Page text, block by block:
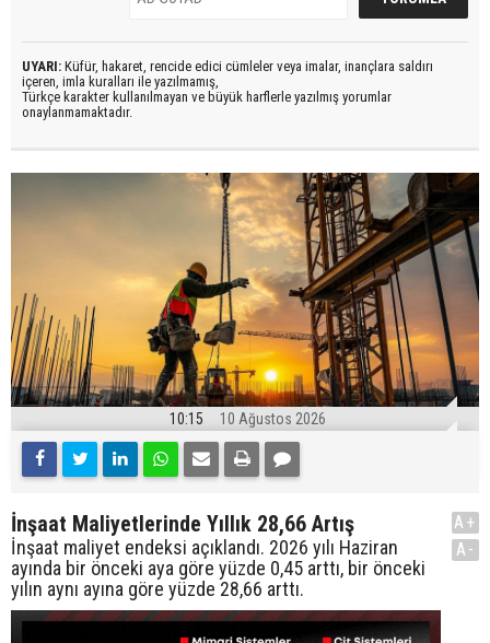
UYARI: Küfür, hakaret, rencide edici cümleler veya imalar, inançlara saldırı
içeren, imla kuralları ile yazılmamış,
Türkçe karakter kullanılmayan ve büyük harflerle yazılmış yorumlar
onaylanmamaktadır.
10:15 10 Ağustos 2026
İnşaat Maliyetlerinde Yıllık 28,66 Artış
İnşaat maliyet endeksi açıklandı. 2026 yılı Haziran
ayında bir önceki aya göre yüzde 0,45 arttı, bir önceki
yılın aynı ayına göre yüzde 28,66 arttı.
A+
A-